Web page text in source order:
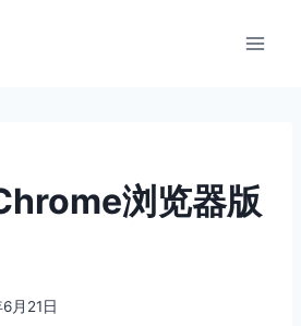
浏览器版
月21日